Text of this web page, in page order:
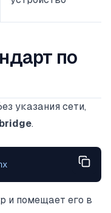
по
указания сети,
bridge.
и помещает его в